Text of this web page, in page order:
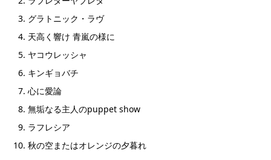
グラトニック・ラヴ
天高く響け 青嵐の様に
ヤコウレッシャ
キンギョバチ
心に愛論
無垢なる主人のpuppet show
ラフレシア
秋の空またはオレンジの夕暮れ